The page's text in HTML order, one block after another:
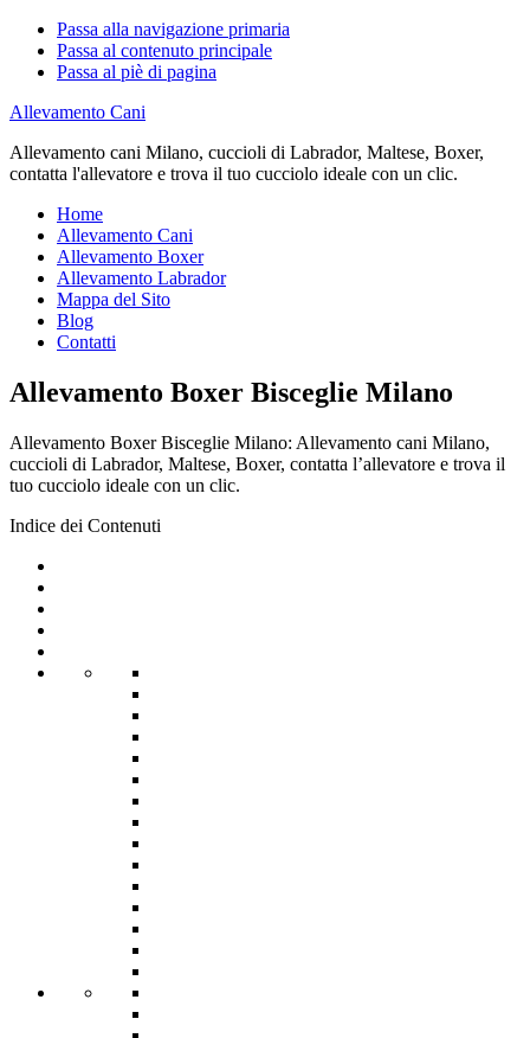
Passa alla navigazione primaria
Passa al contenuto principale
Passa al piè di pagina
Allevamento Cani
Allevamento cani Milano, cuccioli di Labrador, Maltese, Boxer,
contatta l'allevatore e trova il tuo cucciolo ideale con un clic.
Home
Allevamento Cani
Allevamento Boxer
Allevamento Labrador
Mappa del Sito
Blog
Contatti
Allevamento Boxer Bisceglie Milano
Allevamento Boxer Bisceglie Milano: Allevamento cani Milano,
cuccioli di Labrador, Maltese, Boxer, contatta l’allevatore e trova il
tuo cucciolo ideale con un clic.
Indice dei Contenuti